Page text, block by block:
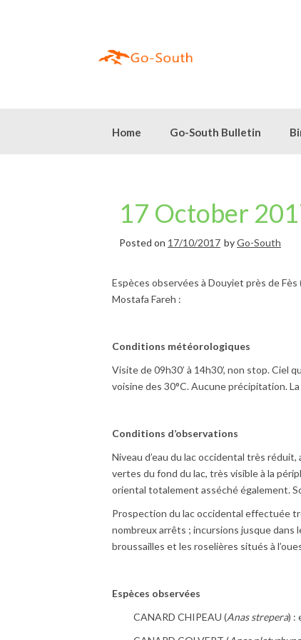
Home Go-South Bulletin
17 October
Posted on 17/10/2017 byGo-South
Espèces observées à Douyiet près de Fès
Mostafa Fareh :
Conditions météorologiques
Visite de 09h30’ à 14h30’, non stop.
voisine des 30°C. Aucune précipitation.
Conditions d’observations
Niveau d’eau du lac occidental très
vertes du fond du lac, très visible à la
oriental totalement asséché également.
Prospection du lac occidental effectuée
nombreux arrêts ; incursions jusque dans
broussailles et les roselières situés à
Espèces observées
CANARD CHIPEAU (Anas strepera) :